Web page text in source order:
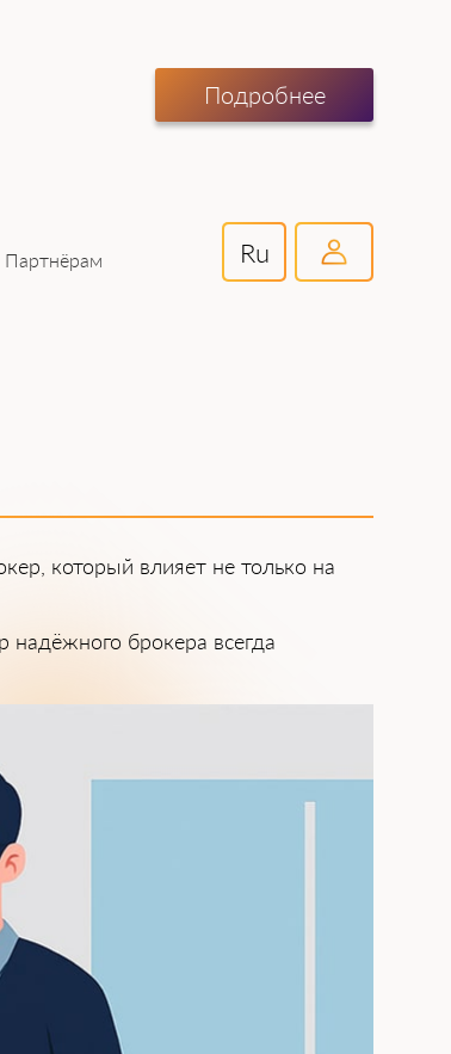
Подробнее
Партнёрам Ru
который влияет не только н͏а
брокера в͏сегда